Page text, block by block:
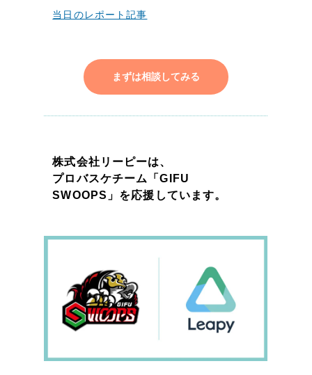
全国1,400社以上の支援実績の中から実績の
すべて （624件）
コーポレート・企業サイト （278件）
ブランドサイト・サービスサイト
当日のレポート記事
まずは相談してみる
株式会社リーピーは、
プロバスケチーム「GIFU
SWOOPS」を応援しています。